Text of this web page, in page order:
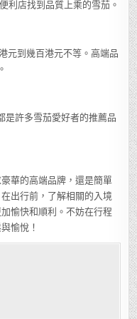
利店找到品質上乘的雪茄。
元到幾百港元不等。高端品
許多雪茄愛好者的推薦品
華的高端品牌，還是簡單
出行前，了解相關的入境
愉快和順利。不妨在行程
愉悅！